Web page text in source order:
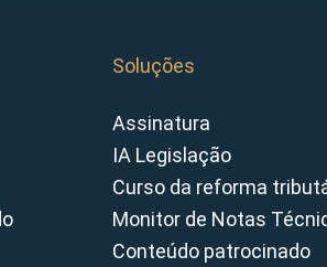
Soluções
Assinatura
IA Legislação
Curso da reforma
Monitor de Notas
Conteúdo patrocinado